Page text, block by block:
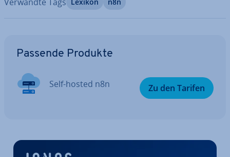
Passende Produkte
Self-hosted n8n Zu den Tarifen